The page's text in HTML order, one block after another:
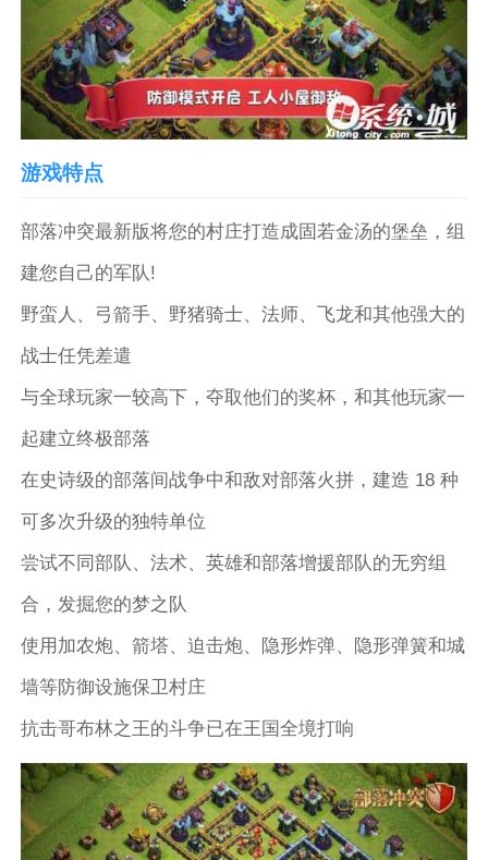
游戏特点
部落冲突最新版将您的村庄打造成固若金汤的堡垒，组
建您自己的军队!
野蛮人、弓箭手、野猪骑士、法师、飞龙和其他强大的
战士任凭差遣
与全球玩家一较高下，夺取他们的奖杯，和其他玩家一
起建立终极部落
在史诗级的部落间战争中和敌对部落火拼，建造 18 种
可多次升级的独特单位
尝试不同部队、法术、英雄和部落增援部队的无穷组
合，发掘您的梦之队
使用加农炮、箭塔、迫击炮、隐形炸弹、隐形弹簧和城
墙等防御设施保卫村庄
抗击哥布林之王的斗争已在王国全境打响